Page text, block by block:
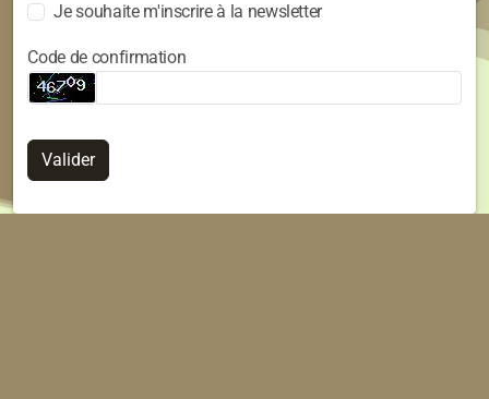
Je souhaite m'inscrire à la newsletter
Code de confirmation
Valider